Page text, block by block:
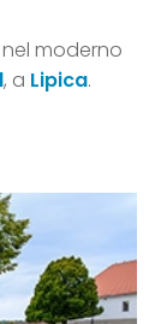
moderno
, a Lipica.